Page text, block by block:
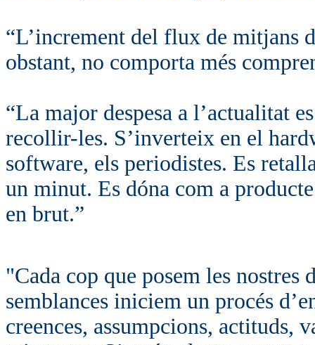
“L’increment del flux de mitjans
obstant, no comporta més
“La major despesa a l’actualitat
recollir-les. S’inverteix en el
software, els periodistes. Es
un minut. Es dóna com a
en brut.”
"Cada cop que posem les nostres
semblances iniciem un procés
creences, assumpcions, actituds,